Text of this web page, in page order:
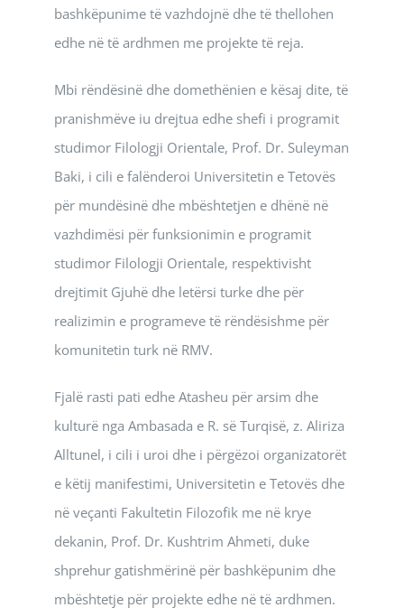
bashkëpunime të vazhdojnë dhe të thellohen
edhe në të ardhmen me projekte të reja.
Mbi rëndësinë dhe domethënien e kësaj dite, të
pranishmëve iu drejtua edhe shefi i programit
studimor Filologji Orientale, Prof. Dr. Suleyman
Baki, i cili e falënderoi Universitetin e Tetovës
për mundësinë dhe mbështetjen e dhënë në
vazhdimësi për funksionimin e programit
studimor Filologji Orientale, respektivisht
drejtimit Gjuhë dhe letërsi turke dhe për
realizimin e programeve të rëndësishme për
komunitetin turk në RMV.
Fjalë rasti pati edhe Atasheu për arsim dhe
kulturë nga Ambasada e R. së Turqisë, z. Aliriza
Alltunel, i cili i uroi dhe i përgëzoi organizatorët
e këtij manifestimi, Universitetin e Tetovës dhe
në veçanti Fakultetin Filozofik me në krye
dekanin, Prof. Dr. Kushtrim Ahmeti, duke
shprehur gatishmërinë për bashkëpunim dhe
mbështetje për projekte edhe në të ardhmen.